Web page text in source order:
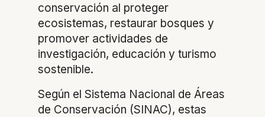
conservación al proteger
ecosistemas, restaurar bosques y
promover actividades de
investigación, educación y turismo
sostenible.
Según el Sistema Nacional de Áreas
de Conservación (SINAC), estas